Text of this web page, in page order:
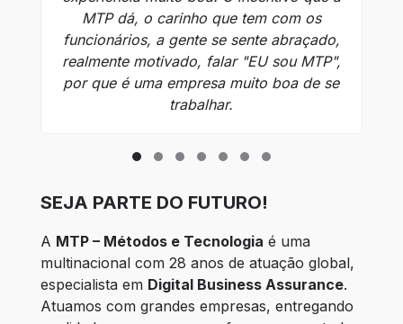
MTP dá, o carinho que tem com os
funcionários, a gente se sente abraçado,
realmente motivado, falar "EU sou MTP",
por que é uma empresa muito boa de se
trabalhar.
SEJA PARTE DO FUTURO!
A MTP – Métodos e Tecnologia é uma
multinacional com 28 anos de atuação global,
especialista em Digital Business Assurance.
Atuamos com grandes empresas, entregando